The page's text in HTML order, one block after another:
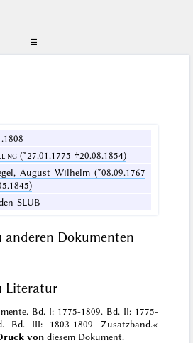
☰
(*27.01.1775 †20.08.1854)
August Wilhelm (*08.09.1767
SLUB
anderen Dokumenten
Literatur
Bd. I: 1775-1809. Bd. II: 1775-
Bd. III: 1803-1809 Zusatzband.«
von diesem Dokument.